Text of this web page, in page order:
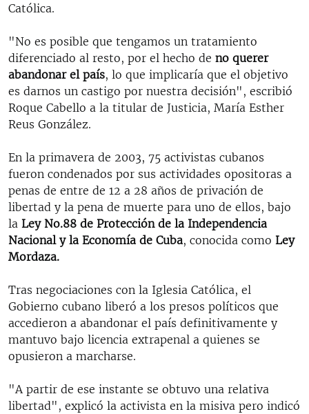
Católica.
"No es posible que tengamos un tratamiento
diferenciado al resto, por el hecho de no querer
abandonar el país, lo que implicaría que el objetivo
es darnos un castigo por nuestra decisión", escribió
Roque Cabello a la titular de Justicia, María Esther
Reus González.
En la primavera de 2003, 75 activistas cubanos
fueron condenados por sus actividades opositoras a
penas de entre de 12 a 28 años de privación de
libertad y la pena de muerte para uno de ellos, bajo
la Ley No.88 de Protección de la Independencia
Nacional y la Economía de Cuba, conocida como Ley
Mordaza.
Tras negociaciones con la Iglesia Católica, el
Gobierno cubano liberó a los presos políticos que
accedieron a abandonar el país definitivamente y
mantuvo bajo licencia extrapenal a quienes se
opusieron a marcharse.
"A partir de ese instante se obtuvo una relativa
libertad", explicó la activista en la misiva pero indicó